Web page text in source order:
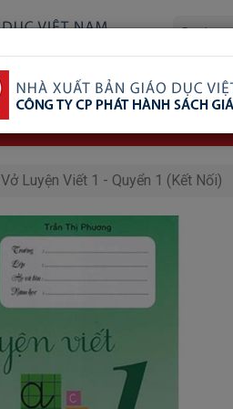
Sản Phẩm Đã Xem
Vở Luyện Viết 1 - Quyển 1 (Kết Nối)